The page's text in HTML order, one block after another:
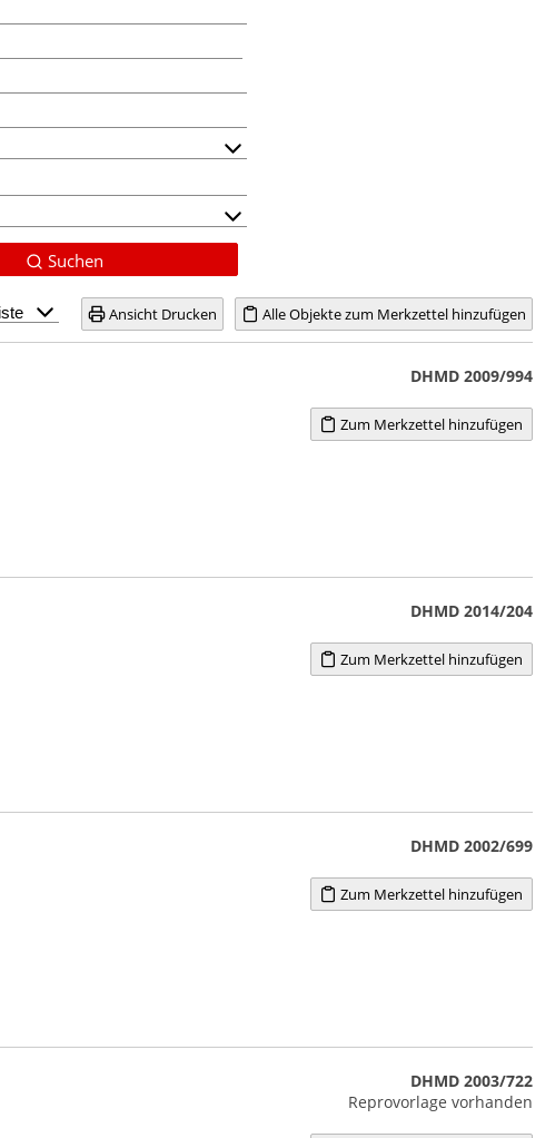
Suchen
Alle Objekte zum Merkzettel hinzufügen
Ansicht Drucken
DHMD 2009/994
Zum Merkzettel hinzufügen
DHMD 2014/204
Zum Merkzettel hinzufügen
DHMD 2002/699
Zum Merkzettel hinzufügen
DHMD 2003/722
Reprovorlage vorhanden